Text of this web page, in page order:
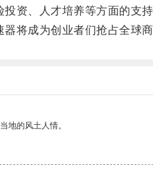
、人才培养等方面的支持
成为创业者们抢占全球商
地的风土人情。